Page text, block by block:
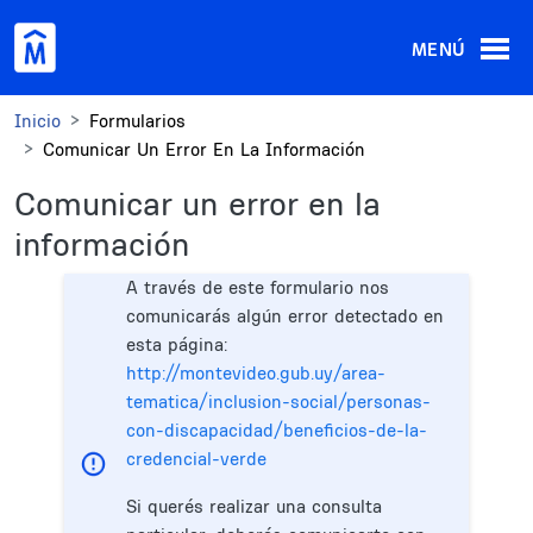
MENÚ
Inicio
Formularios
Comunicar Un Error En La Información
Comunicar un error en la
información
A través de este formulario nos
comunicarás algún error detectado en
esta página:
http://montevideo.gub.uy/area-
tematica/inclusion-social/personas-
con-discapacidad/beneficios-de-la-
credencial-verde
Si querés realizar una consulta